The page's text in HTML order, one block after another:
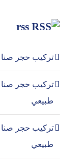
rss
تركيب حجر صناعي في دبي
طبيعي
طبيعي